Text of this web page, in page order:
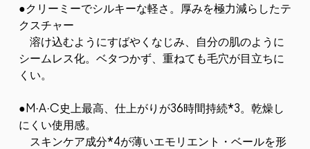
●クリーミーでシルキーな軽さ。厚みを極力減らしたテ
クスチャー
溶け込むようにすばやくなじみ、自分の肌のように
シームレス化。ベタつかず、重ねても毛穴が目立ちに
くい。
●M·A·C史上最高、仕上がりが36時間持続*3。乾燥し
にくい使用感。
スキンケア成分*4が薄いエモリエント・ベールを形